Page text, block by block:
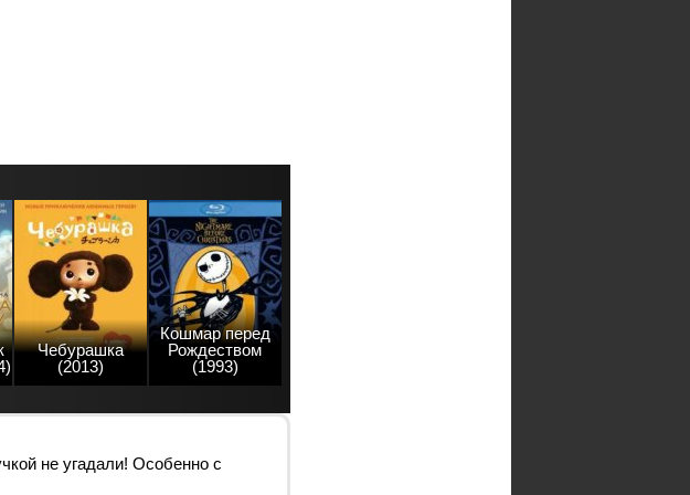
Чебурашка
(2013)
Кошмар перед
Рождеством
(1993)
не угадали! Особенно с